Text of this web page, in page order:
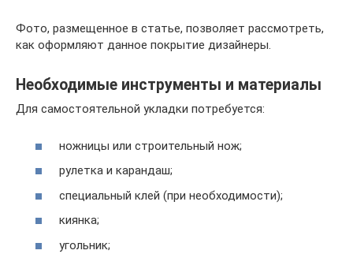
Фото, размещенное в статье, позволяет рассмотреть,
как оформляют данное покрытие дизайнеры.
Необходимые инструменты и материалы
Для самостоятельной укладки потребуется:
ножницы или строительный нож;
рулетка и карандаш;
специальный клей (при необходимости);
киянка;
угольник;